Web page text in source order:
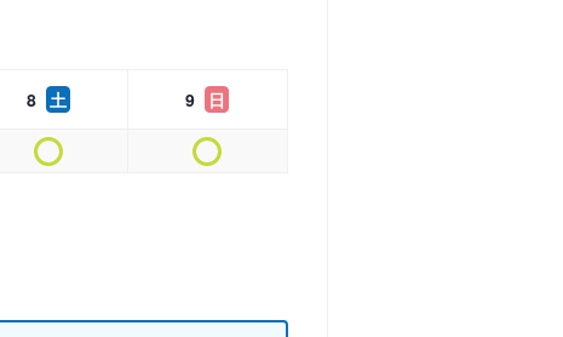
8 土 9 日